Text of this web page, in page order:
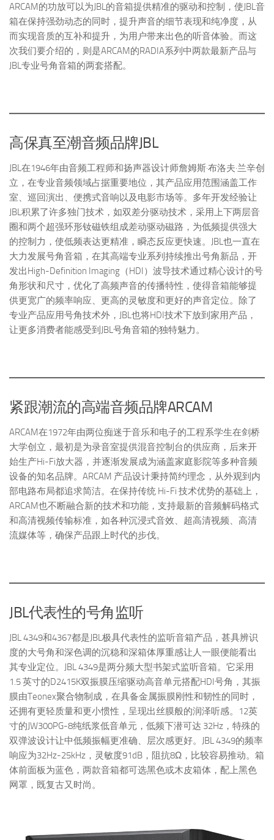
ARCAM的功放可以为JBL的音箱提供精准的驱动和控制，使JBL音
箱在保持强劲动态的同时，提升声音的细节表现和纯净度，从
而实现音质的互补和提升，为用户带来出色的听音体验。而这
次我们要介绍的，则是ARCAM的RADIA系列中两款最新产品与
JBL专业号角音箱的两套搭配。
高保真至潮音频品牌JBL
JBL在1946年由音频工程师和扬声器设计师詹姆斯·布洛夫·兰辛创
立，在专业音频领域占据重要地位，其产品应用范围涵盖工作
室、巡回演出、便携式音响以及电影市场等。多年开发经验让
JBL积累了许多独门技术，如双差分驱动技术，采用上下两层音
圈和两个超强环形钕磁铁组成差动驱动磁路，为低频提供强大
的控制力，使低频表达更精准，瞬态反应更快速。JBL也一直在
大力发展号角音箱，在其高端专业系列持续推出号角新品，开
发出High-Definition Imaging（HDI）波导技术通过精心设计的号
角形状和尺寸，优化了高频声音的传播特性，使得音箱能够提
供更宽广的频率响应、更高的灵敏度和更好的声音定位。除了
专业产品应用号角技术外，JBL也将HDI技术下放到家用产品，
让更多消费者能感受到JBL号角音箱的独特魅力。
紧跟潮流的高端音频品牌ARCAM
ARCAM在1972年由两位痴迷于音乐和电子的工程系学生在剑桥
大学创立，最初是为录音室提供混音控制台的供应商，后来开
始生产Hi-Fi放大器，并逐渐发展成为涵盖家庭影院等多种音频
设备的知名品牌。ARCAM 产品设计秉持简约理念，从外观到内
部电路布局都追求简洁。在保持传统 Hi-Fi 技术优势的基础上，
ARCAM也不断融合新的技术和功能，支持最新的音频解码格式
和高清视频传输标准，如各种沉浸式音效、超高清视频、高清
流媒体等，确保产品跟上时代的步伐。
JBL代表性的号角监听
JBL 4349和4367都是JBL极具代表性的监听音箱产品，甚具辨识
度的大号角和深色调的沉稳和深箱体厚重感让人一眼便能看出
其专业定位。JBL 4349是两分频大型书架式监听音箱。它采用
1.5 英寸的D2415K双振膜压缩驱动高音单元搭配HDI号角，其振
膜由Teonex聚合物制成，在具备金属振膜刚性和韧性的同时，
还拥有更轻质量和更小惯性，呈现出丝膜般的润泽听感。12英
寸的JW300PG-8纯纸浆低音单元，低频下潜可达 32Hz，特殊的
双弹波设计让中低频振幅更准确、层次感更好。JBL 4349的频率
响应为32Hz-25kHz，灵敏度91dB，阻抗8Ω，比较容易推动。箱
体前面板为蓝色，两款音箱都可选黑色或木皮箱体，配上黑色
网罩，既复古又时尚。